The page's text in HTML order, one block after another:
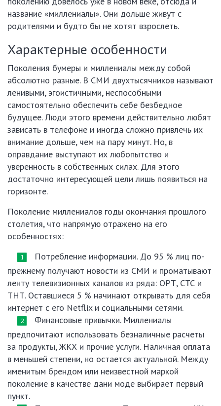
название «миллениалы». Они дольше живут с
родителями и будто бы не хотят взрослеть.
Характерные особенности
Поколения бумеры и миллениалы между собой
абсолютно разные. В СМИ двухтысячников называют
ленивыми, эгоистичными, неспособными
самостоятельно обеспечить себе безбедное
будущее. Люди этого времени действительно любят
зависать в телефоне и иногда сложно привлечь их
внимание дольше, чем на пару минут. Но, в
оправдание выступают их любопытство и
уверенность в собственных силах. Для этого
достаточно интересующей цели лишь появиться на
горизонте.
Поколение миллениалов годы окончания прошлого
столетия, что напрямую отражено на его
особенностях:
Потребление информации. До 95 % лиц по-
прежнему получают новости из СМИ и проматывают
ленту телевизионных каналов из ряда: ОРТ, СТС и
ТНТ. Оставшиеся 5 % начинают открывать для себя
интернет с его Netflix и социальными сетями.
Финансовые привычки. Миллениалы
предпочитают использовать безналичные расчеты
за продукты, ЖКХ и прочие услуги. Наличная оплата
в меньшей степени, но остается актуальной. Между
именитым брендом или неизвестной маркой
поколение в качестве дани моде выбирает первый
пункт.